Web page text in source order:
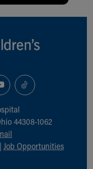
44308-1062
Job Opportunities